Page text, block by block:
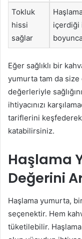
Tokluk
hissi
sağlar
içerdiği
Eğer sağlıklı bir
yumurta tam da
değerleriyle
ihtiyacınızı
tariflerini keşfederek
katabilirsiniz.
Haşlama
Değerini
Haşlama yumurta,
seçenektir. Hem
tüketilebilir.